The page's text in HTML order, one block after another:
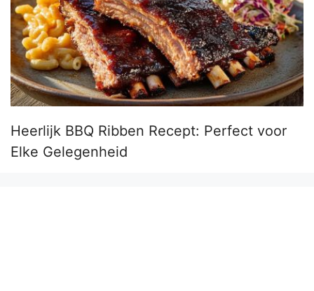
Heerlijk BBQ Ribben Recept: Perfect voor
Elke Gelegenheid